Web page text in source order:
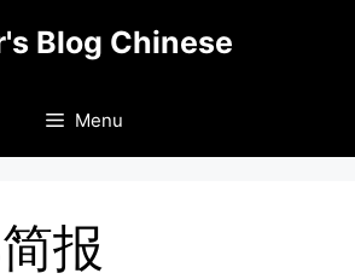
Blog Chinese
Menu
报